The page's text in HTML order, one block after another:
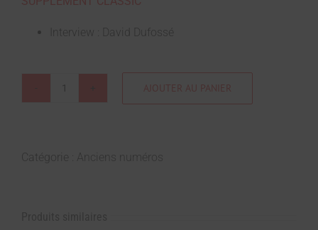
Interview : David Dufossé
AJOUTER AU PANIER
Catégorie : Anciens numéros